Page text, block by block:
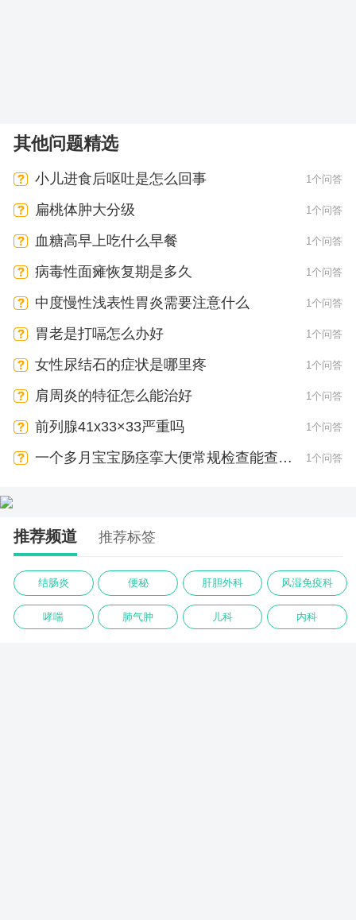
其他问题精选
小儿进食后呕吐是怎么回事 1个问答
扁桃体肿大分级 1个问答
血糖高早上吃什么早餐 1个问答
病毒性面瘫恢复期是多久 1个问答
中度慢性浅表性胃炎需要注意什么 1个问答
胃老是打嗝怎么办好 1个问答
女性尿结石的症状是哪里疼 1个问答
肩周炎的特征怎么能治好 1个问答
前列腺41x33×33严重吗 1个问答
一个多月宝宝肠痉挛大便常规检查能查出
1个问答
推荐频道 推荐标签
结肠炎 便秘 肝胆外科 风湿免疫科
哮喘 肺气肿 儿科 内科